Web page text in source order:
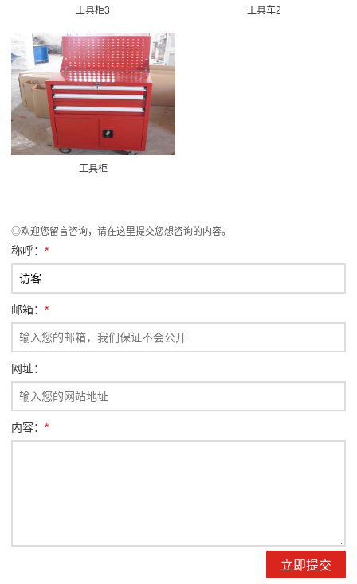
工具柜3 工具车2
工具柜
◎欢迎您留言咨询，请在这里提交您想咨询的内容。
称呼： *
邮箱： *
网址：
内容： *